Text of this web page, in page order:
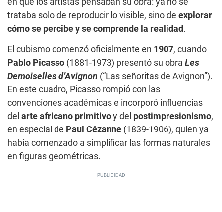
en que los artistas pensaban su obra: ya no se
trataba solo de reproducir lo visible, sino de explorar
cómo se percibe y se comprende la realidad .
El cubismo comenzó oficialmente en 1907, cuando
Pablo Picasso (1881-1973) presentó su obra Les
Demoiselles d’Avignon (“Las señoritas de Avignon”).
En este cuadro, Picasso rompió con las
convenciones académicas e incorporó influencias
del arte africano primitivo y del postimpresionismo,
en especial de Paul Cézanne (1839-1906), quien ya
había comenzado a simplificar las formas naturales
en figuras geométricas.